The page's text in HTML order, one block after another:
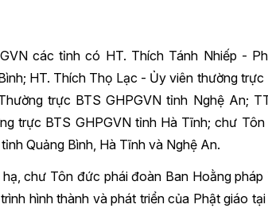
các tỉnh có HT. Thích Tánh Nhiếp -
HT. Thích Thọ Lạc - Ủy viên thường
trực BTS GHPGVN tỉnh Nghệ An;
trực BTS GHPGVN tỉnh Hà Tĩnh; chư
Quảng Bình, Hà Tĩnh và Nghệ An.
chư Tôn đức phái đoàn Ban Hoằng
hình thành và phát triển của Phật giáo